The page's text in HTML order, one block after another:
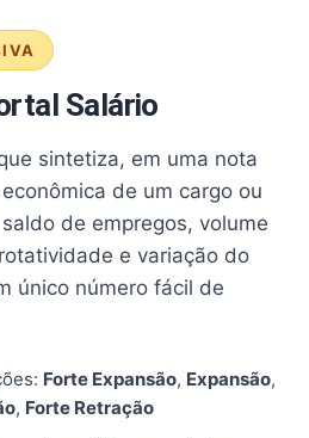
Salário
sintetiza, em uma nota
de um cargo ou
de empregos, volume
e variação do
único número fácil de
Forte Expansão, Expansão,
, Forte Retração